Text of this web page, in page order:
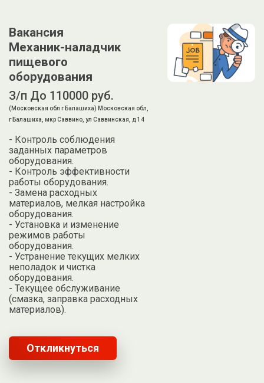
Вакансия
Механик-наладчик
пищевого
оборудования
З/п До 110000 руб.
(Московская обл г Балашиха) Московская обл,
г Балашиха, мкр Саввино, ул Саввинская, д 14
- Контроль соблюдения
заданных параметров
оборудования.
- Контроль эффективности
работы оборудования.
- Замена расходных
материалов, мелкая настройка
оборудования.
- Установка и изменение
режимов работы
оборудования.
- Устранение текущих мелких
неполадок и чистка
оборудования.
- Текущее обслуживание
(смазка, заправка расходных
материалов).
Откликнуться